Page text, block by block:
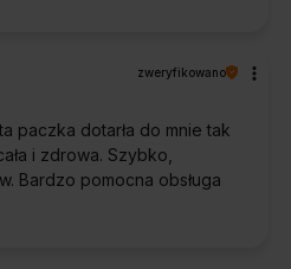
zweryfikowano
paczka dotarła do mnie tak
i zdrowa. Szybko,
Bardzo pomocna obsługa